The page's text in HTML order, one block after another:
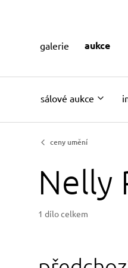
sálové aukce
galerie aukce
ceny umění
Nelly
1 dílo celkem